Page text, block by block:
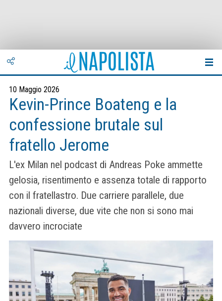
10 Maggio 2026
Kevin-Prince Boateng e la
confessione brutale sul
fratello Jerome
L'ex Milan nel podcast di Andreas Poke ammette
gelosia, risentimento e assenza totale di rapporto
con il fratellastro. Due carriere parallele, due
nazionali diverse, due vite che non si sono mai
davvero incrociate